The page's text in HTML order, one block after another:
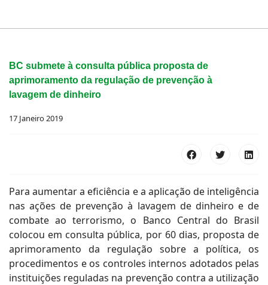
BC submete à consulta pública proposta de
aprimoramento da regulação de prevenção à
lavagem de dinheiro
17 Janeiro 2019
Para aumentar a eficiência e a aplicação de inteligência
nas ações de prevenção à lavagem de dinheiro e de
combate ao terrorismo, o Banco Central do Brasil
colocou em consulta pública, por 60 dias, proposta de
aprimoramento da regulação sobre a política, os
procedimentos e os controles internos adotados pelas
instituições reguladas na prevenção contra a utilização